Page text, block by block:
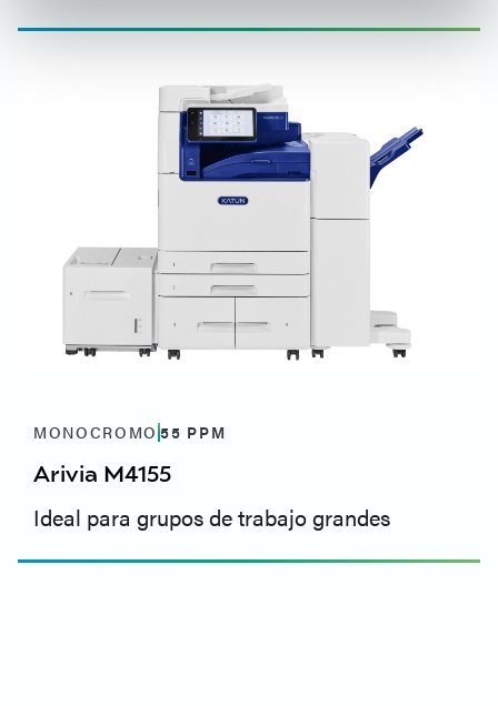
MONOCROMO55 PPM
Arivia M4155
Ideal para grupos de trabajo grandes